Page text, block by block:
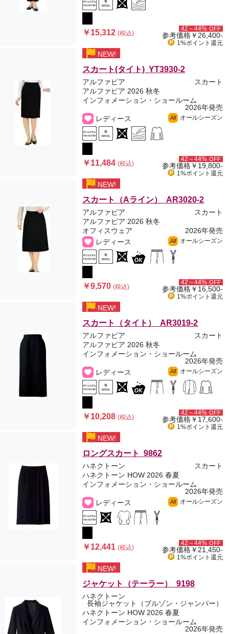
￥15,312(税込)
42～44% OFF
参考価格￥26,400-
1%ポイント 還元
NEW!
スカート(タイト) YT3930-2
アルファピア
スカート
アルファピア 2026 秋冬
インフォメーション・ショールーム
2026年発売
レディース
All オールシーズン
￥11,484(税込)
42～44% OFF
参考価格￥19,800-
1%ポイント 還元
NEW!
スカート（Aライン） AR3020-2
アルファピア
スカート
アルファピア 2026 秋冬
オフィスウェア
2026年発売
レディース
All オールシーズン
￥9,570(税込)
42～44% OFF
参考価格￥16,500-
1%ポイント 還元
NEW!
スカート（タイト） AR3019-2
アルファピア
スカート
アルファピア 2026 秋冬
インフォメーション・ショールーム
2026年発売
レディース
All オールシーズン
￥10,208(税込)
42～44% OFF
参考価格￥17,600-
1%ポイント 還元
NEW!
ロングスカート 9862
ハネクトーン
スカート
ハネクトーン HOW 2026 春夏
インフォメーション・ショールーム
2026年発売
レディース
All オールシーズン
￥12,441(税込)
42～44% OFF
参考価格￥21,450-
1%ポイント 還元
NEW!
ジャケット（テーラー） 9198
ハネクトーン
長袖ジャケット（ブルゾン・ジャンパー）
ハネクトーン HOW 2026 春夏
インフォメーション・ショールーム
2026年発売